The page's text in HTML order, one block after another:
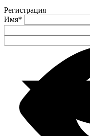
Регистрация
Имя*